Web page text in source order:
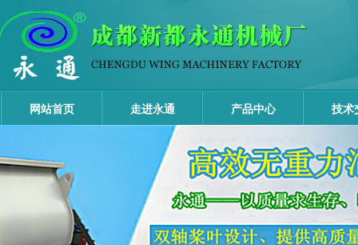
网站首页 走进永通 产品中心 技术